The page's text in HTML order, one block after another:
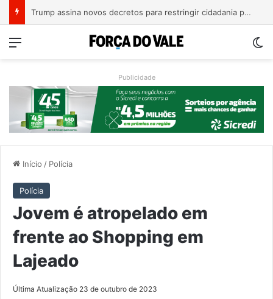
A Balsa Vicentina do Rio Guaporé
Menu
Publicidade
Início / Polícia
Polícia
Jovem é atropelado em
frente ao Shopping em
Lajeado
Última Atualização 23 de outubro de 2023